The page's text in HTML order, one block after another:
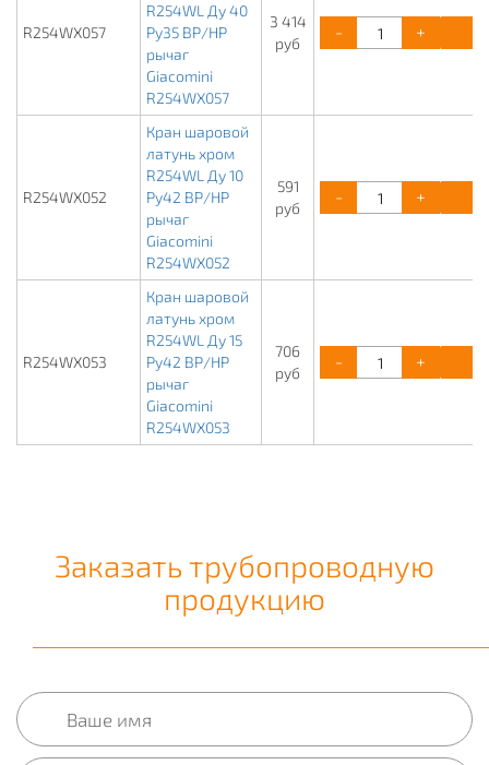
R254WX057
R254WL Ду 40
Ру35 ВР/НР
рычаг
Giacomini
R254WX057
3 414
руб
- +
R254WX052
Кран шаровой
латунь хром
R254WL Ду 10
Ру42 ВР/НР
рычаг
Giacomini
R254WX052
591
руб
- +
R254WX053
Кран шаровой
латунь хром
R254WL Ду 15
Ру42 ВР/НР
рычаг
Giacomini
R254WX053
706
руб
- +
Заказать трубопроводную
продукцию